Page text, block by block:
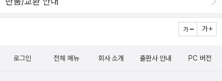
는 방법에 대해 나와 있다.3.어린이를 위한 경청이 책에는 현이라는
바이올리니스트인 돌아가신 아빠를 닮아 바이올린을 잘 켜고 세상에
조금 더 경청하는 이야기 이다. 하지만 새로 전학간 학교에서는 손은
의 도움과 할아버지의 도움으로 친해진다. 그로 인해 세상에 좀 더 경
로그인 전체 메뉴 회사 소개 출판사 안내 PC 버전